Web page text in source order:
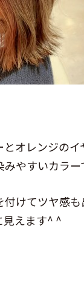
オレンジのイ
やすいカラー
けてツヤ感
見えます^ ^